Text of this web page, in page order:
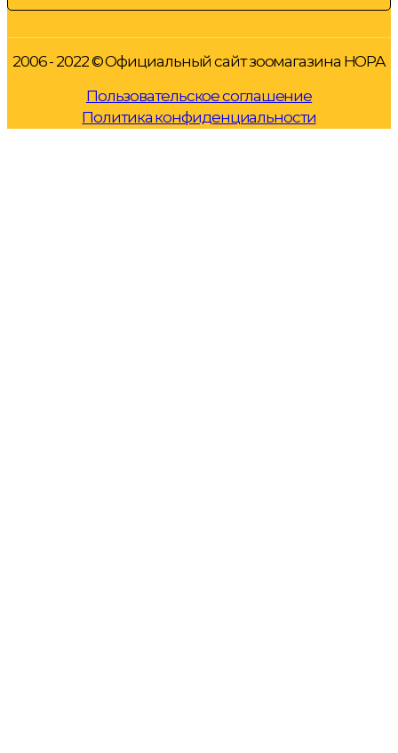
2006 - 2022 © Официальный сайт зоомагазина НОРА
Пользовательское соглашение
Политика конфиденциальности